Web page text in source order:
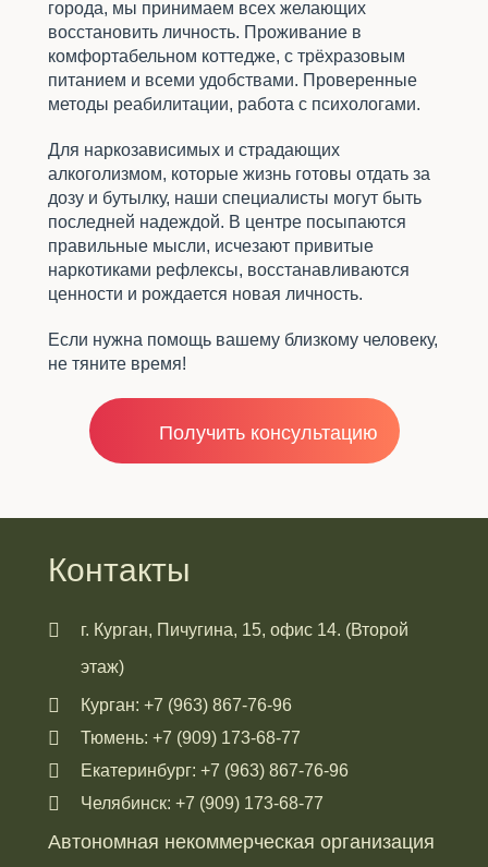
города, мы принимаем всех желающих
восстановить личность. Проживание в
комфортабельном коттедже, с трёхразовым
питанием и всеми удобствами. Проверенные
методы реабилитации, работа с психологами.
Для наркозависимых и страдающих
алкоголизмом, которые жизнь готовы отдать за
дозу и бутылку, наши специалисты могут быть
последней надеждой. В центре посыпаются
правильные мысли, исчезают привитые
наркотиками рефлексы, восстанавливаются
ценности и рождается новая личность.
Если нужна помощь вашему близкому человеку,
не тяните время!
Получить консультацию
Контакты
г. Курган, Пичугина, 15, офис 14. (Второй
этаж)
Курган: +7 (963) 867-76-96
Тюмень: +7 (909) 173-68-77
Екатеринбург: +7 (963) 867-76-96
Челябинск: +7 (909) 173-68-77
Автономная некоммерческая организация